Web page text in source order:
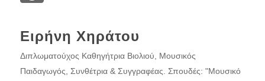
Ειρήνη Χηράτου
Διπλωματούχος Καθηγήτρια Βιολιού, Μουσικός
Παιδαγωγός, Συνθέτρια & Συγγραφέας. Σπουδές: "Μουσικό